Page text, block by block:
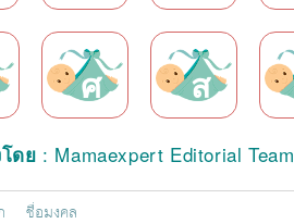
ศ ส
โดย : Mamaexpert Editorial Team
ชื่อมงคล